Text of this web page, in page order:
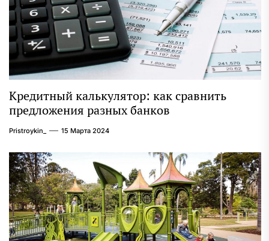
Кредитный калькулятор: как сравнить
предложения разных банков
Pristroykin_ 15 Марта 2024